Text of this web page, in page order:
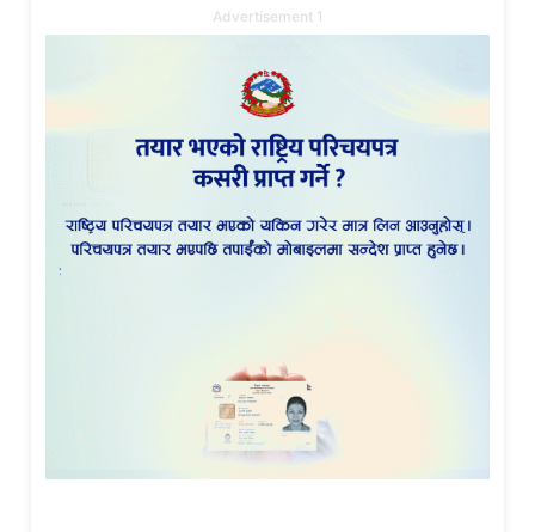
Advertisement 1